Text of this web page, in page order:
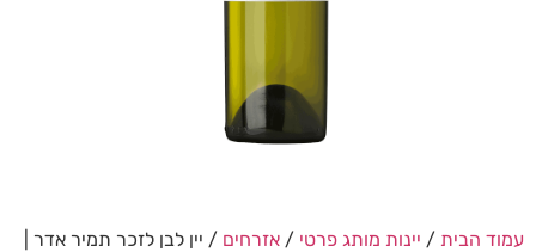
עמוד הבית / יינות מותג פרטי / אזרחים / יין לבן לזכר תמיר אדר |